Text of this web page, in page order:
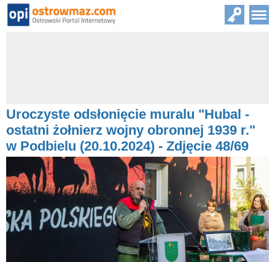
Uroczyste odsłonięcie muralu "Hubal -
ostatni żołnierz wojny obronnej 1939 r."
w Podbielu (20.10.2024) - Zdjęcie 48/69